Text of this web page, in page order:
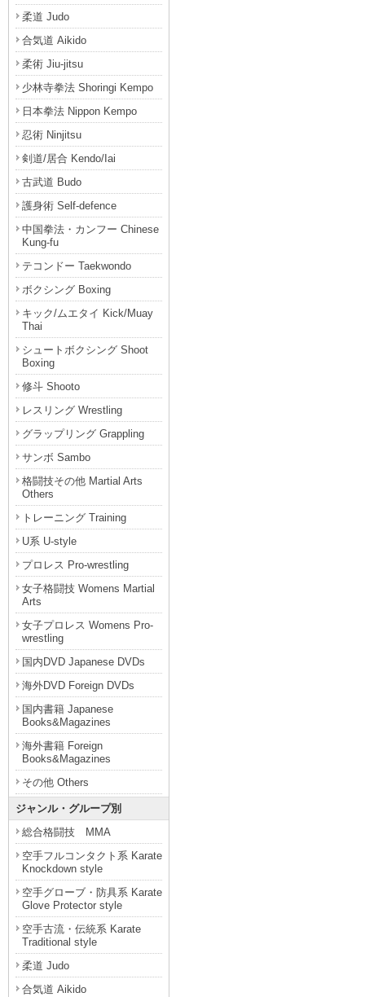
柔道 Judo
合気道 Aikido
柔術 Jiu-jitsu
少林寺拳法 Shoringi Kempo
日本拳法 Nippon Kempo
忍術 Ninjitsu
剣道/居合 Kendo/Iai
古武道 Budo
護身術 Self-defence
中国拳法・カンフー Chinese
Kung-fu
テコンドー Taekwondo
ボクシング Boxing
キック/ムエタイ Kick/Muay
Thai
シュートボクシング Shoot
Boxing
修斗 Shooto
レスリング Wrestling
グラップリング Grappling
サンボ Sambo
格闘技その他 Martial Arts
Others
トレーニング Training
U系 U-style
プロレス Pro-wrestling
女子格闘技 Womens Martial
Arts
女子プロレス Womens Pro-
wrestling
国内DVD Japanese DVDs
海外DVD Foreign DVDs
国内書籍 Japanese
Books&Magazines
海外書籍 Foreign
Books&Magazines
その他 Others
ジャンル・グループ別
総合格闘技 MMA
空手フルコンタクト系 Karate
Knockdown style
空手グローブ・防具系 Karate
Glove Protector style
空手古流・伝統系 Karate
Traditional style
柔道 Judo
合気道 Aikido